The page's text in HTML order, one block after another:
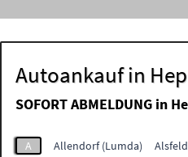
Autoankauf in
SOFORT ABMELDUNG in
A Allendorf (Lumda) Alsfeld